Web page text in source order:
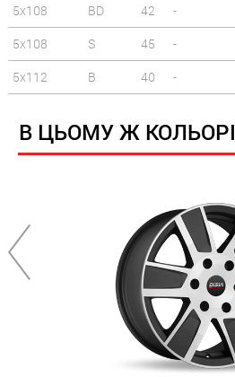
5x108
BD 42 -
5x108
S 45 -
5x112
B 40 -
В ЦЬОМУ Ж КОЛЬОРІ